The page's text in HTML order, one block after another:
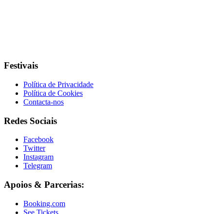
Festivais
Política de Privacidade
Política de Cookies
Contacta-nos
Redes Sociais
Facebook
Twitter
Instagram
Telegram
Apoios & Parcerias:
Booking.com
See Tickets